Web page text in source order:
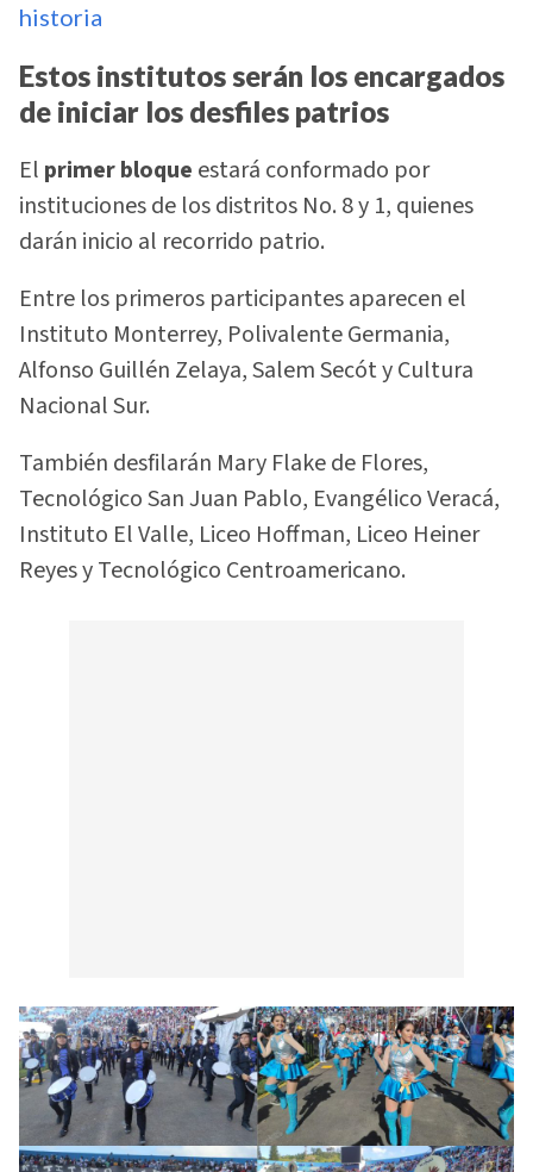
historia
Estos institutos serán los encargados
de iniciar los desfiles patrios
El primer bloque estará conformado por
instituciones de los distritos No. 8 y 1, quienes
darán inicio al recorrido patrio.
Entre los primeros participantes aparecen el
Instituto Monterrey, Polivalente Germania,
Alfonso Guillén Zelaya, Salem Secót y Cultura
Nacional Sur.
También desfilarán Mary Flake de Flores,
Tecnológico San Juan Pablo, Evangélico Veracá,
Instituto El Valle, Liceo Hoffman, Liceo Heiner
Reyes y Tecnológico Centroamericano.